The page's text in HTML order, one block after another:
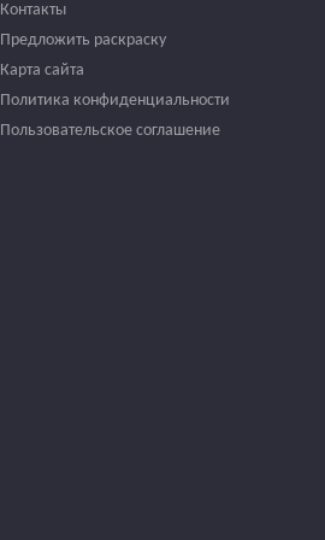
Контакты
Предложить раскраску
Карта сайта
Политика конфиденциальности
Пользовательское соглашение